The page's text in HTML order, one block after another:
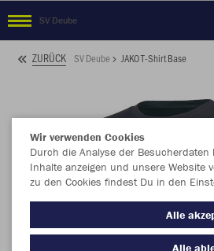
SV Deube
ZURÜCK SV Deube JAKO T-Shirt Base
Wir verwenden Cookies
Durch die Analyse der
Inhalte anzeigen und unsere Website
zu den Cookies findest Du in den
Alle
Alle